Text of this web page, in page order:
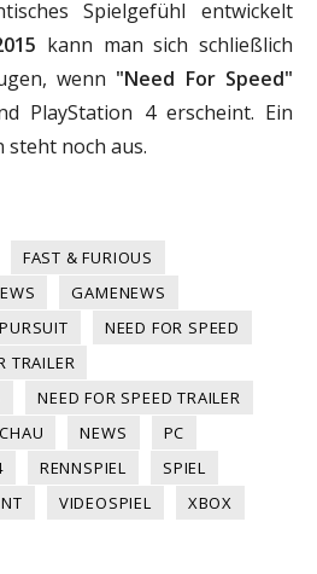
Spielgefühl entwickelt
kann man sich schließlich
wenn "Need For Speed"
PlayStation 4 erscheint. Ein
steht noch aus.
FAST & FURIOUS
GAMENEWS
NEED FOR SPEED
TRAILER
NEED FOR SPEED TRAILER
NEWS
PC
RENNSPIEL
SPIEL
VIDEOSPIEL
XBOX